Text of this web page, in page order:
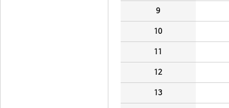
9
10
11
12
13